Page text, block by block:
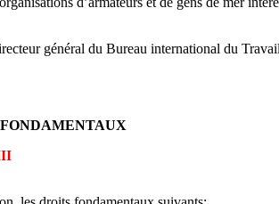
général du Bureau international du